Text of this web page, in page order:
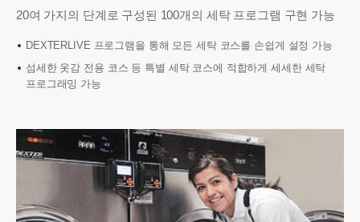
20여 가지의 단계로 구성된 100개의 세탁 프로그램 구현 가능
DEXTERLIVE 프로그램을 통해 모든 세탁 코스를 손쉽게 설정 가능
섬세한 옷감 전용 코스 등 특별 세탁 코스에 적합하게 세세한 세탁
프로그래밍 가능